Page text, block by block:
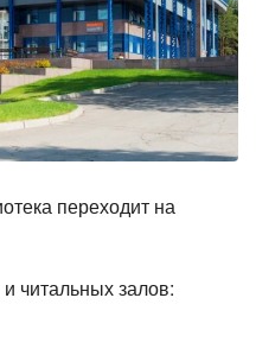
переходит на
читальных залов: